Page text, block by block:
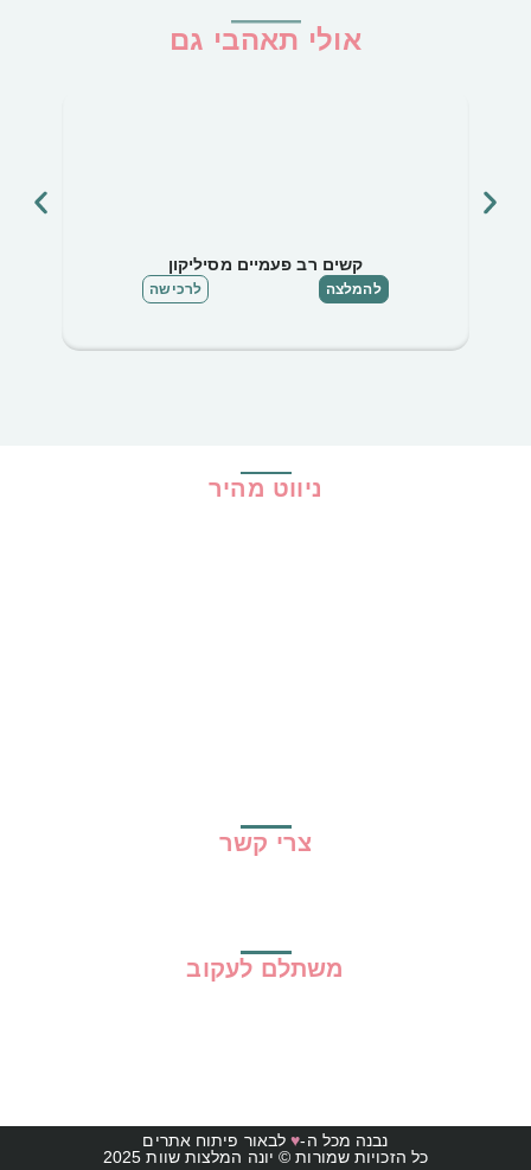
אולי תאהבי גם
קשים רב פעמיים מסיליקון
להמלצה לרכישה
ניווט מהיר
צרי קשר
משתלם לעקוב
נבנה מכל ה-♥לבאור פיתוח אתרים
כל הזכויות שמורות © יונה המלצות שוות 2025